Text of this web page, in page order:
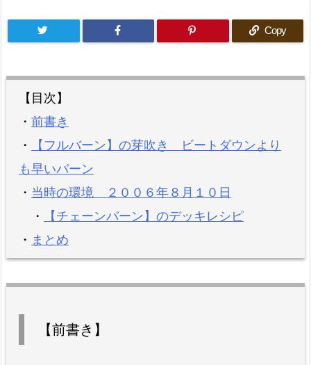
Copy
【目次】
・ 前書き
・
【フルバーン】の芽吹き ビートダウンより
も早いバーン
・ 当時の環境 ２００６年８月１０日
・
【チェーンバーン】のデッキレシピ
・ まとめ
【前書き】